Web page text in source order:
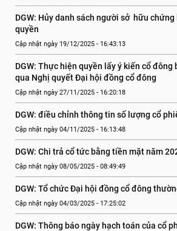
DGW: Hủy danh sách người sở  hữu
quyền
Cập nhật ngày 19/12/2025 - 16:43:13
DGW: Thực hiện quyền lấy ý kiến cổ đông
qua Nghị quyết Đại hội đồng cổ đông
Cập nhật ngày 27/11/2025 - 16:20:18
DGW: điều chỉnh thông tin số lượng cổ
Cập nhật ngày 04/11/2025 - 16:13:48
DGW: Chi trả cổ tức bằng tiền mặt năm
Cập nhật ngày 08/05/2025 - 08:49:49
DGW: Tổ chức Đại hội đồng cổ đông
Cập nhật ngày 04/03/2025 - 17:25:02
DGW: Thông báo ngày hạch toán của cổ